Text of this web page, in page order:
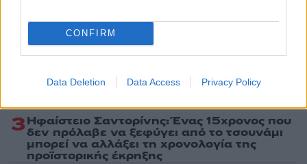
CONFIRM
Data Deletion Data Access Privacy Policy
Κωνσταντίνος Αργυρός και Αλεξάνδρα
Νίκα κάνουν διακοπές με πολυτελές γιοτ
με τα δύο παιδιά τους
Ελίζαμπεθ Ελέτσι και Νεκτάριος Λεμονίδης
πήγαν στον Άγιο Νεκτάριο Βούλας για να
3Ηφαίστειο Σαντορίνης: Ένας 15χρονος που
δεν πρόλαβε να ξεφύγει από το τσουνάμι
μπορεί να αλλάξει τη χρονολογία της
προϊστορικής έκρηξης